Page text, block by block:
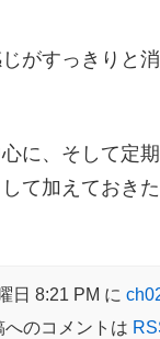
がすっきりと
に、そして定
て加えておき
日 8:21 PM に
へのコメントは